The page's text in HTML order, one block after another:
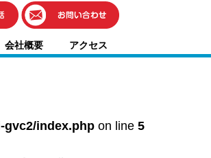
）
ター
会社概要 アクセス
gvc2/index.php on line 5